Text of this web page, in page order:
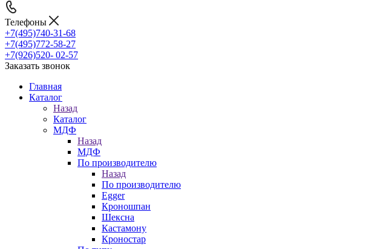
Телефоны
+7(495)740-31-68
+7(495)772-58-27
+7(926)520- 02-57
Заказать звонок
Главная
Каталог
Назад
Каталог
МДФ
Назад
МДФ
По производителю
Назад
По производителю
Egger
Кроношпан
Шексна
Кастамону
Кроностар